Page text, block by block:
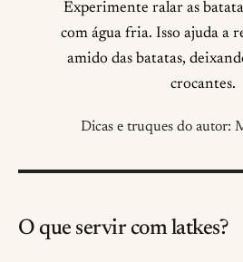
Experimente ralar as
com água fria. Isso ajuda a
amido das batatas,
crocantes.
Dicas e truques do autor:
O que servir com latkes?